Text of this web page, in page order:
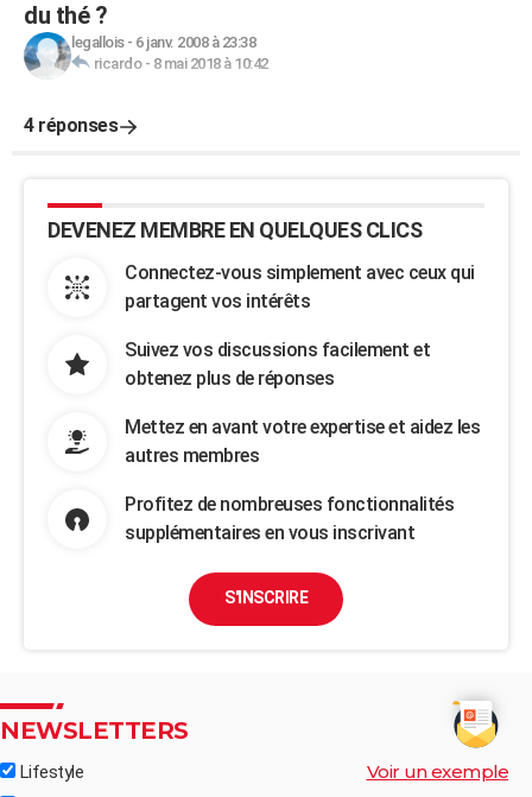
du thé ?
legallois- 6 janv. 2008 à 23:38
ricardo- 8 mai 2018 à 10:42
4 réponses
DEVENEZ MEMBRE EN QUELQUES CLICS
Connectez-vous simplement avec ceux qui
partagent vos intérêts
Suivez vos discussions facilement et
obtenez plus de réponses
Mettez en avant votre expertise et aidez les
autres membres
Profitez de nombreuses fonctionnalités
supplémentaires en vous inscrivant
S'INSCRIRE
NEWSLETTERS
Lifestyle Voir un exemple